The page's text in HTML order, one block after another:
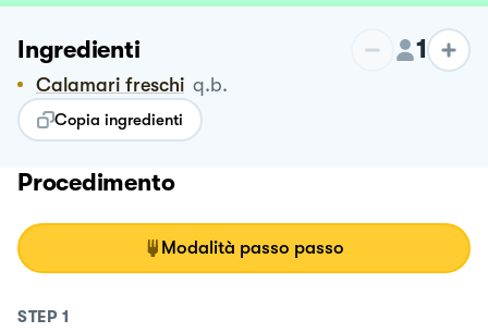
Ingredienti 1
Calamari freschi q.b.
Copia ingredienti
Procedimento
Modalità passo passo
STEP 1